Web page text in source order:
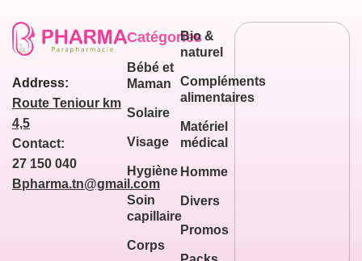
Address:
Route Teniour km
4,5
Contact:
27 150 040
Bpharma.tn@gmail.com
Catégories
Bébé et
Maman
Solaire
Visage
Hygiène
Soin
capillaire
Corps
Bio &
naturel
Compléments
alimentaires
Matériel
médical
Homme
Divers
Promos